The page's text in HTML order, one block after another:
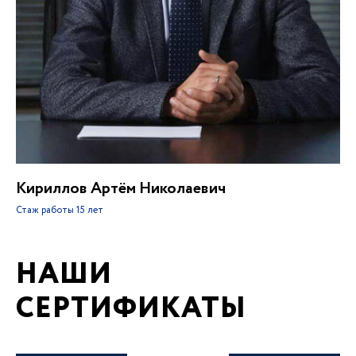
Кириллов Артём Николаевич
Стаж работы 15 лет
НАШИ
СЕРТИФИКАТЫ